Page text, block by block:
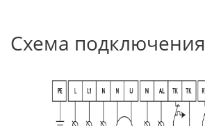
Схема подключения